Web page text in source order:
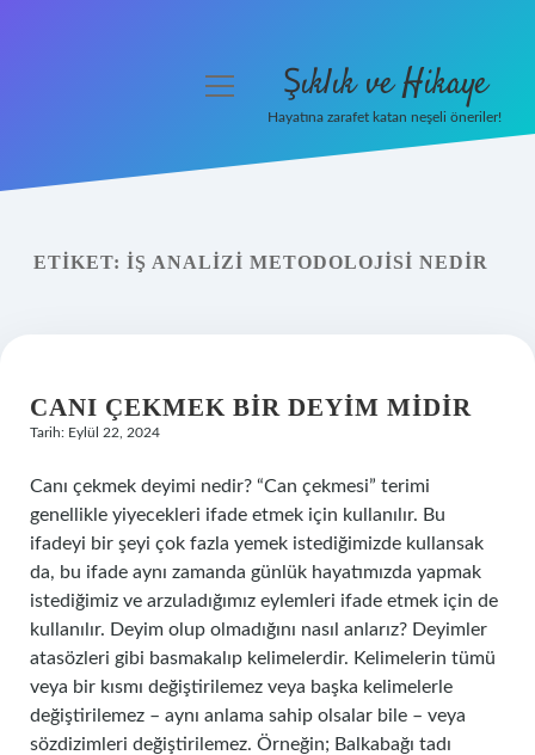
Yasal Uyarı
menüyü
Şıklık ve Hikaye
Hayatına zarafet katan neşeli öneriler!
ETIKET: İŞ ANALIZI METODOLOJISI NEDIR
CANI ÇEKMEK BIR DEYIM MIDIR
Tarih: Eylül 22, 2024
Canı çekmek deyimi nedir? “Can çekmesi” terimi
genellikle yiyecekleri ifade etmek için kullanılır. Bu
ifadeyi bir şeyi çok fazla yemek istediğimizde kullansak
da, bu ifade aynı zamanda günlük hayatımızda yapmak
istediğimiz ve arzuladığımız eylemleri ifade etmek için de
kullanılır. Deyim olup olmadığını nasıl anlarız? Deyimler
atasözleri gibi basmakalıp kelimelerdir. Kelimelerin tümü
veya bir kısmı değiştirilemez veya başka kelimelerle
değiştirilemez – aynı anlama sahip olsalar bile – veya
sözdizimleri değiştirilemez. Örneğin; Balkabağı tadı